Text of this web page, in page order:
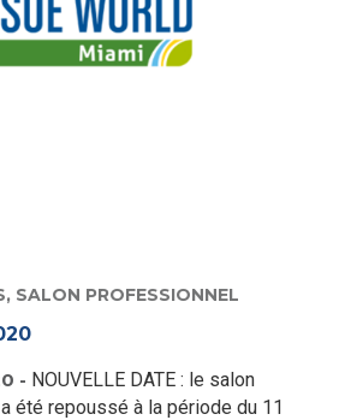
SALON PROFESSIONNEL
- NOUVELLE DATE : le salon
été repoussé à la période du 11